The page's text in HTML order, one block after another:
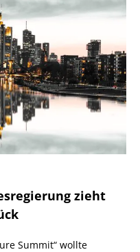
zieht
Summit“ wollte